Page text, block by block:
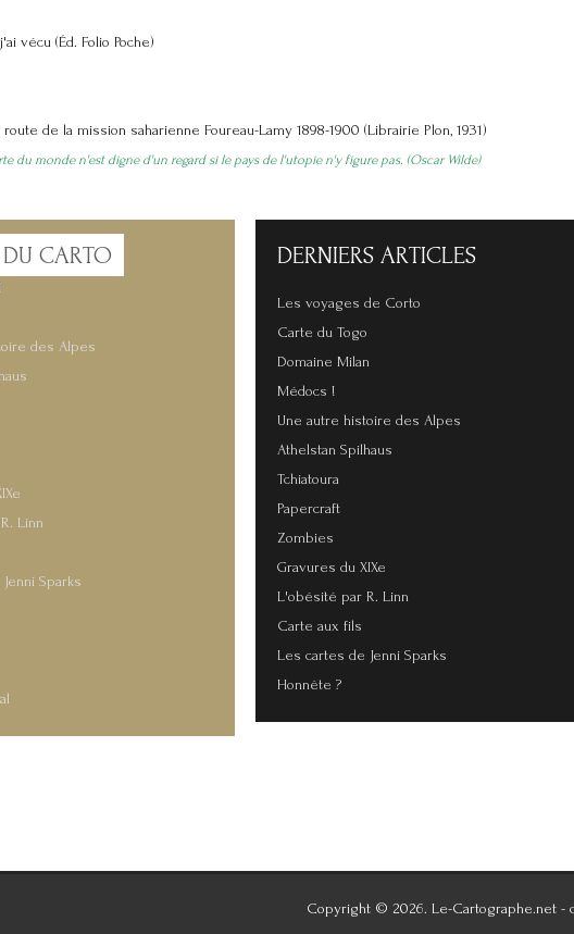
vécu (Éd. Folio Poche)
de la mission saharienne Foureau-Lamy 1898-1900 (Librairie Plon, 1931)
du monde n'est digne d'un regard si le pays de l'utopie n'y figure pas. (Oscar Wilde)
CARTO
des Alpes
Linn
Sparks
DERNIERS ARTICLES
Les voyages de Corto
Carte du Togo
Domaine Milan
Médocs !
Une autre histoire des Alpes
Athelstan Spilhaus
Tchiatoura
Papercraft
Zombies
Gravures du XIXe
L'obésité par R. Linn
Carte aux fils
Les cartes de Jenni Sparks
Honnête ?
Copyright © 2026. Le-Cartographe.net -